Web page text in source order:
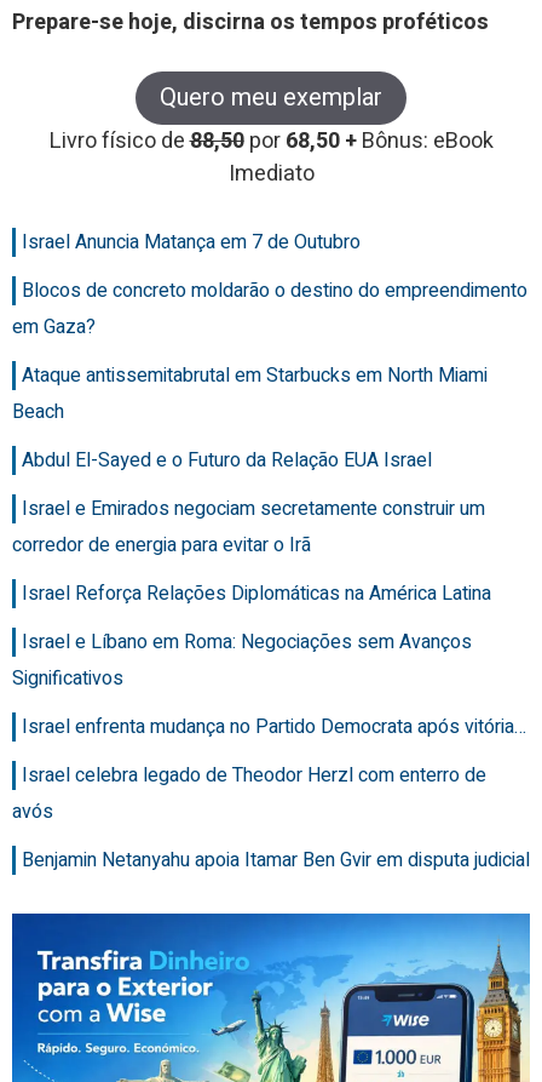
Prepare-se hoje, discirna os tempos proféticos
Quero meu exemplar
Livro físico de88,50 por68,50 +Bônus: eBook
Imediato
Israel Anuncia Matança em 7 de Outubro
Blocos de concreto moldarão o destino do empreendimento
em Gaza?
Ataque antissemitabrutal em Starbucks em North Miami
Beach
Abdul El-Sayed e o Futuro da Relação EUA Israel
Israel e Emirados negociam secretamente construir um
corredor de energia para evitar o Irã
Israel Reforça Relações Diplomáticas na América Latina
Israel e Líbano em Roma: Negociações sem Avanços
Significativos
Israel enfrenta mudança no Partido Democrata após vitória…
Israel celebra legado de Theodor Herzl com enterro de
avós
Benjamin Netanyahu apoia Itamar Ben Gvir em disputa judicial